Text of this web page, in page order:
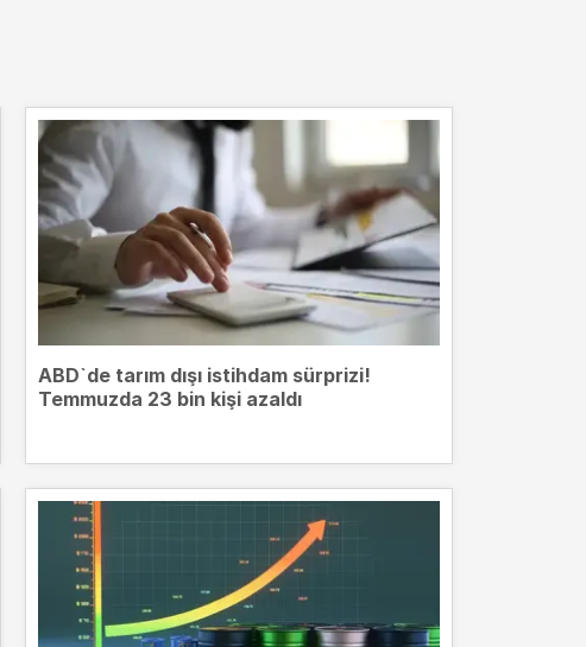
ABD`de tarım dışı istihdam sürprizi!
Temmuzda 23 bin kişi azaldı